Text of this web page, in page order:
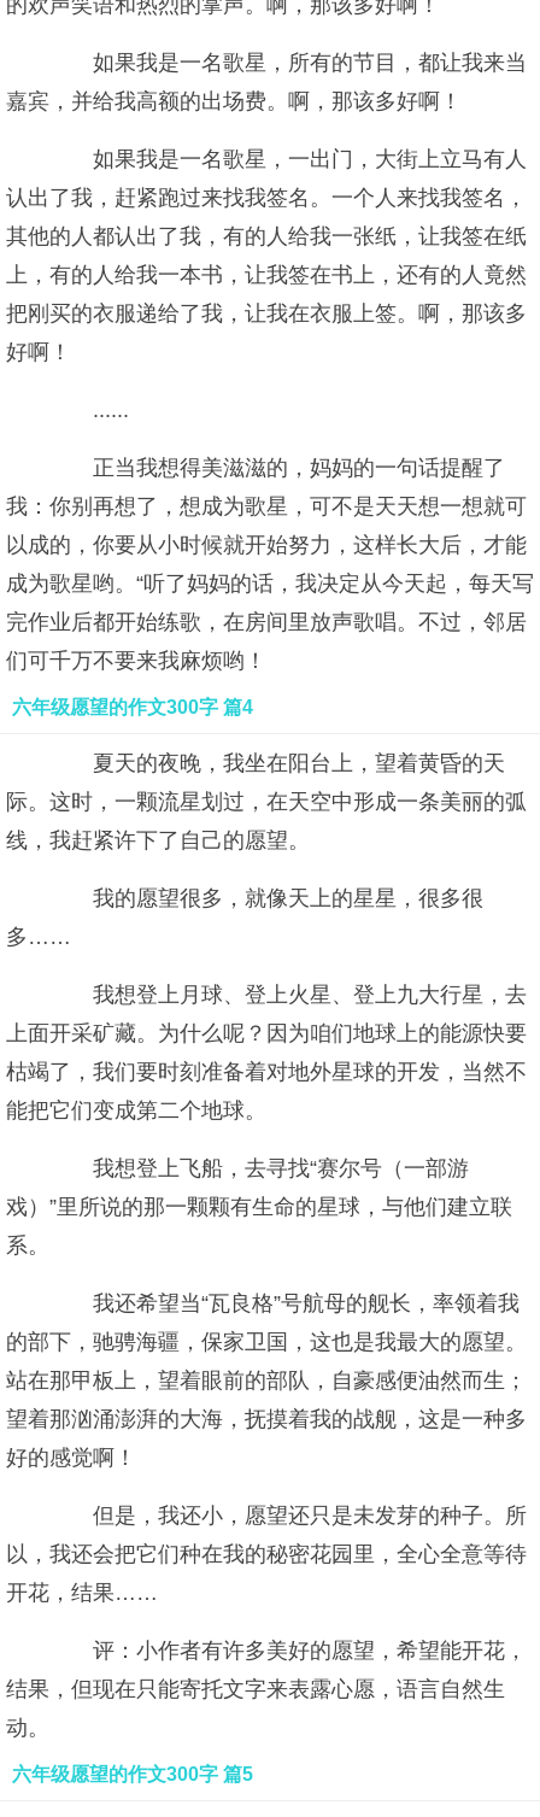
的欢声笑语和热烈的掌声。啊，那该多好啊！
如果我是一名歌星，所有的节目，都让我来当
嘉宾，并给我高额的出场费。啊，那该多好啊！
如果我是一名歌星，一出门，大街上立马有人
认出了我，赶紧跑过来找我签名。一个人来找我签名，
其他的人都认出了我，有的人给我一张纸，让我签在纸
上，有的人给我一本书，让我签在书上，还有的人竟然
把刚买的衣服递给了我，让我在衣服上签。啊，那该多
好啊！
......
正当我想得美滋滋的，妈妈的一句话提醒了
我：你别再想了，想成为歌星，可不是天天想一想就可
以成的，你要从小时候就开始努力，这样长大后，才能
成为歌星哟。“听了妈妈的话，我决定从今天起，每天写
完作业后都开始练歌，在房间里放声歌唱。不过，邻居
们可千万不要来我麻烦哟！
六年级愿望的作文300字 篇4
夏天的夜晚，我坐在阳台上，望着黄昏的天
际。这时，一颗流星划过，在天空中形成一条美丽的弧
线，我赶紧许下了自己的愿望。
我的愿望很多，就像天上的星星，很多很
多……
我想登上月球、登上火星、登上九大行星，去
上面开采矿藏。为什么呢？因为咱们地球上的能源快要
枯竭了，我们要时刻准备着对地外星球的开发，当然不
能把它们变成第二个地球。
我想登上飞船，去寻找“赛尔号（一部游
戏）”里所说的那一颗颗有生命的星球，与他们建立联
系。
我还希望当“瓦良格”号航母的舰长，率领着我
的部下，驰骋海疆，保家卫国，这也是我最大的愿望。
站在那甲板上，望着眼前的部队，自豪感便油然而生；
望着那汹涌澎湃的大海，抚摸着我的战舰，这是一种多
好的感觉啊！
但是，我还小，愿望还只是未发芽的种子。所
以，我还会把它们种在我的秘密花园里，全心全意等待
开花，结果……
评：小作者有许多美好的愿望，希望能开花，
结果，但现在只能寄托文字来表露心愿，语言自然生
动。
六年级愿望的作文300字 篇5